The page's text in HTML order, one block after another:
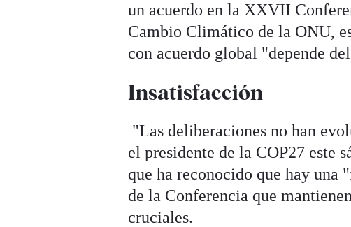
un acuerdo en la XXVII
Cambio Climático de la ONU,
con acuerdo global "depende
Insatisfacción
"Las deliberaciones no han
el presidente de la COP27 este
que ha reconocido que hay una
de la Conferencia que
cruciales.